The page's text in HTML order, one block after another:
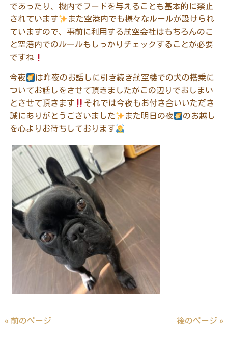
であったり、機内でフードを与えることも基本的に禁止
されています
また空港内でも様々なルールが設けられ
ていますので、事前に利用する航空会社はもちろんのこ
と空港内でのルールもしっかりチェックすることが必要
ですね
今夜
は昨夜のお話しに引き続き航空機での犬の搭乗に
ついてお話しをさせて頂きましたがこの辺りでおしまい
とさせて頂きます
それでは今夜もお付き合いいただき
誠にありがとうございました
また明日の夜
のお越し
を心よりお待ちしております
« 前のページ 後のページ »